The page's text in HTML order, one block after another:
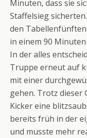
Minuten, dass sie
Staffelsieg
den Tabellenfünften
in einem 90
In der alles
Truppe erneut auf
mit einer
gehen. Trotz dieser
Kicker eine
bereits früh in der
und musste mehr